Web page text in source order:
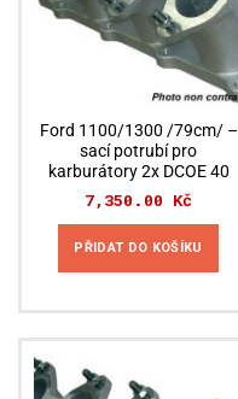
Ford 1100/1300 /79cm/ –
sací potrubí pro
karburátory 2x DCOE 40
7,350.00 Kč
PŘIDAT DO KOŠÍKU